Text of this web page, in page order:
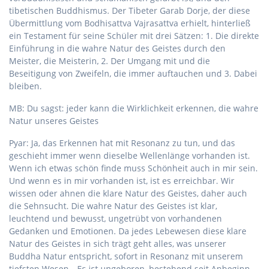
tibetischen Buddhismus. Der Tibeter Garab Dorje, der diese
Übermittlung vom Bodhisattva Vajrasattva erhielt, hinterließ
ein Testament für seine Schüler mit drei Sätzen: 1. Die direkte
Einführung in die wahre Natur des Geistes durch den
Meister, die Meisterin, 2. Der Umgang mit und die
Beseitigung von Zweifeln, die immer auftauchen und 3. Dabei
bleiben.
MB: Du sagst: jeder kann die Wirklichkeit erkennen, die wahre
Natur unseres Geistes
Pyar: Ja, das Erkennen hat mit Resonanz zu tun, und das
geschieht immer wenn dieselbe Wellenlänge vorhanden ist.
Wenn ich etwas schön finde muss Schönheit auch in mir sein.
Und wenn es in mir vorhanden ist, ist es erreichbar. Wir
wissen oder ahnen die klare Natur des Geistes, daher auch
die Sehnsucht. Die wahre Natur des Geistes ist klar,
leuchtend und bewusst, ungetrübt von vorhandenen
Gedanken und Emotionen. Da jedes Lebewesen diese klare
Natur des Geistes in sich trägt geht alles, was unserer
Buddha Natur entspricht, sofort in Resonanz mit unserem